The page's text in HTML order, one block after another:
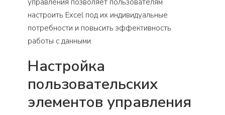
управления позволяет пользователям
настроить Excel под их индивидуальные
потребности и повысить эффективность
работы с данными.
Настройка
пользовательских
элементов управления